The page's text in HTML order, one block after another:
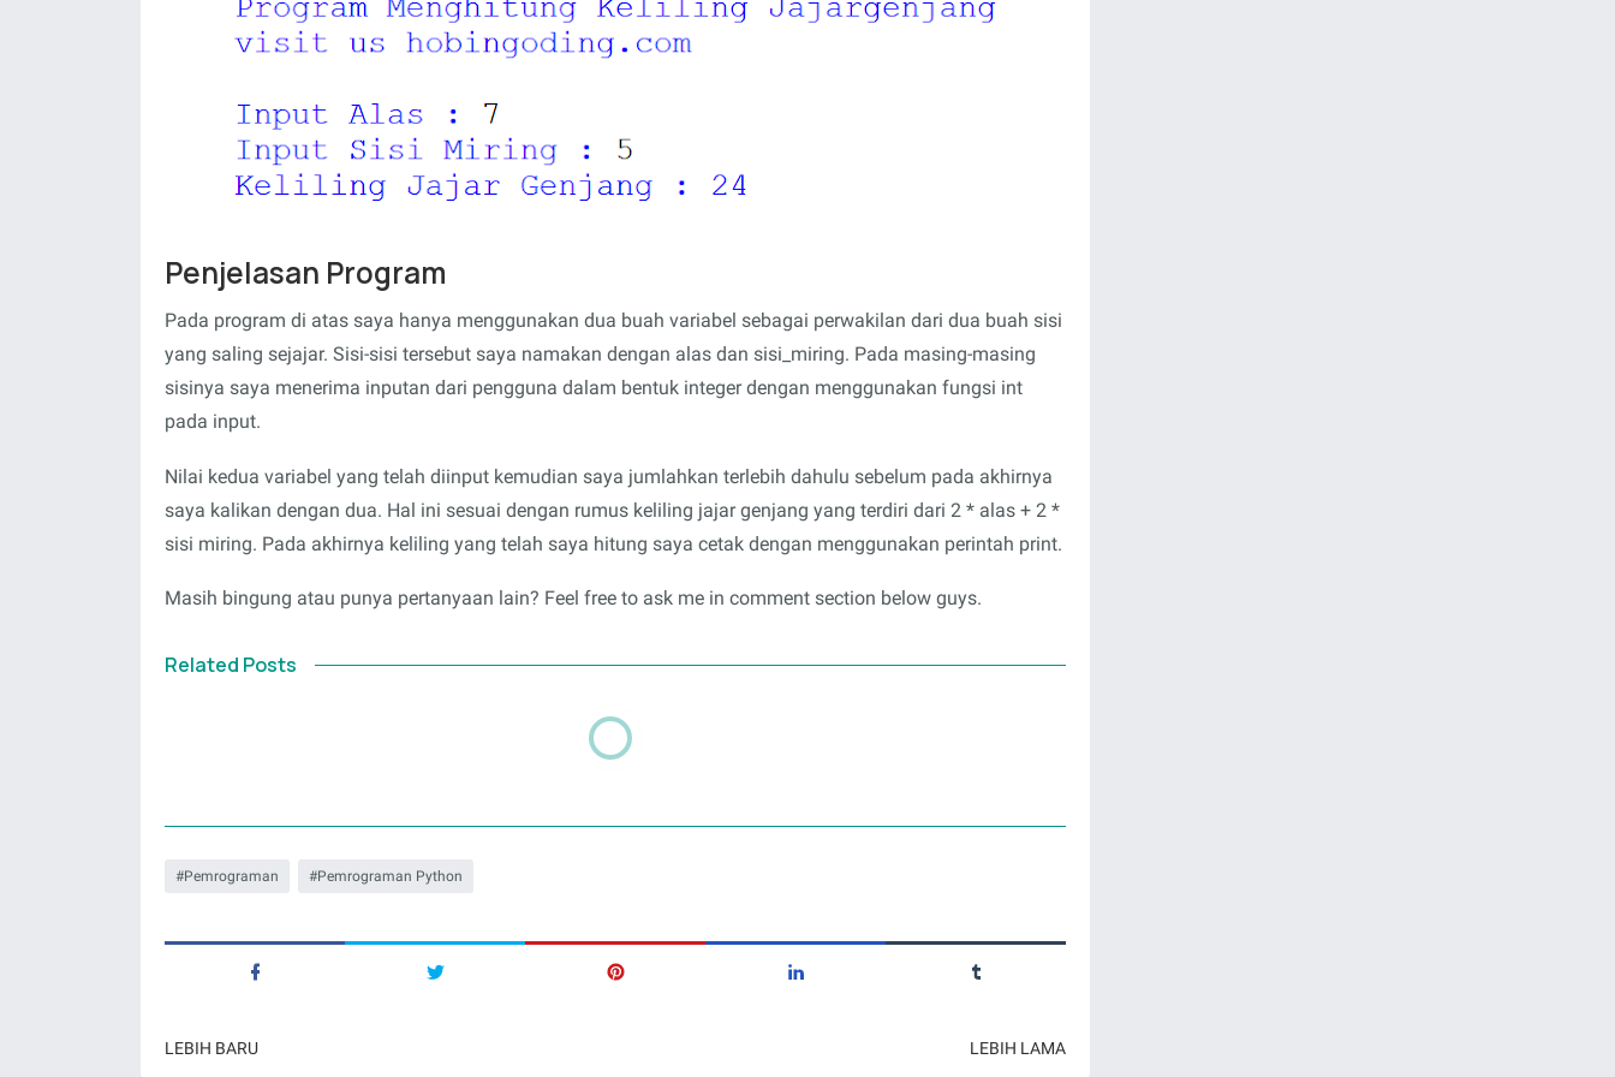
Penjelasan Program
Pada program di atas saya hanya menggunakan dua buah variabel sebagai perwakilan dari dua buah sisi
yang saling sejajar. Sisi-sisi tersebut saya namakan dengan alas dan sisi_miring. Pada masing-masing
sisinya saya menerima inputan dari pengguna dalam bentuk integer dengan menggunakan fungsi int
pada input.
Nilai kedua variabel yang telah diinput kemudian saya jumlahkan terlebih dahulu sebelum pada akhirnya
saya kalikan dengan dua. Hal ini sesuai dengan rumus keliling jajar genjang yang terdiri dari 2 * alas + 2 *
sisi miring. Pada akhirnya keliling yang telah saya hitung saya cetak dengan menggunakan perintah print.
Masih bingung atau punya pertanyaan lain? Feel free to ask me in comment section below guys.
Related Posts
Pemrograman Pemrograman Python
LEBIH BARU LEBIH LAMA